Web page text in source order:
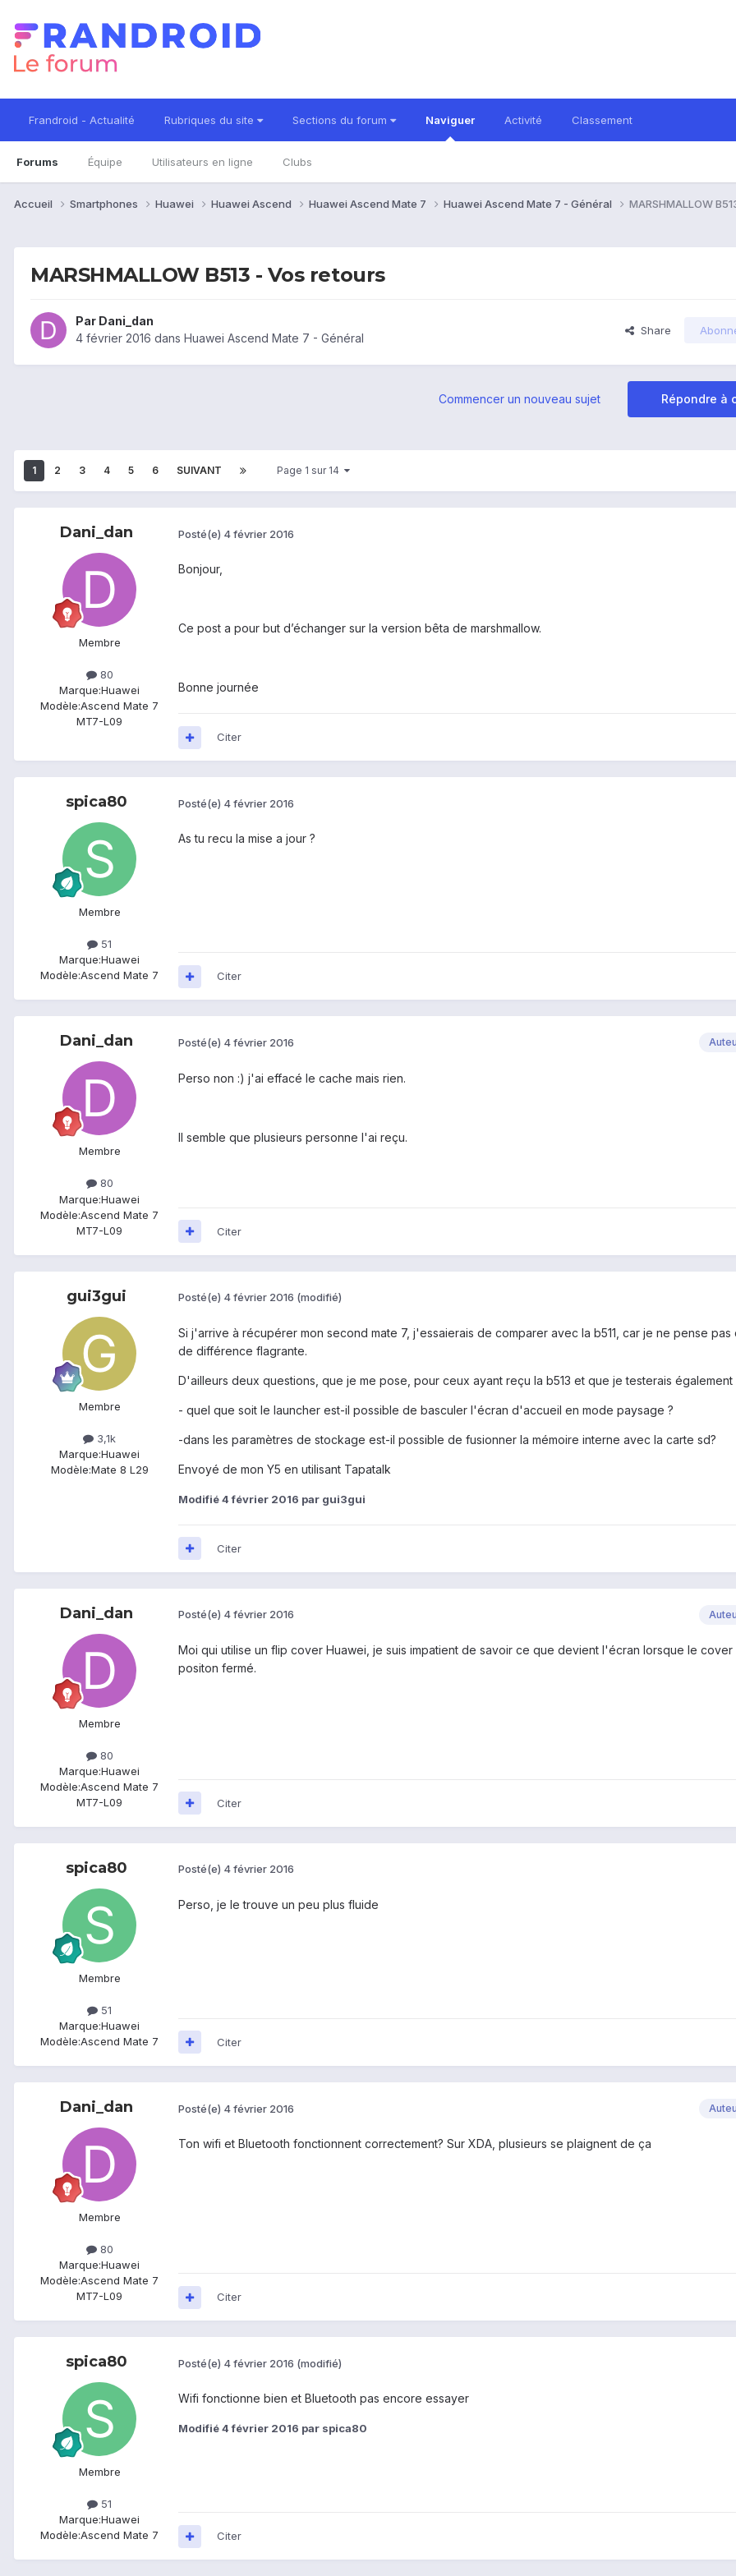
Frandroid - Actualité Rubriques du site Sections du forum Naviguer
Forums Équipe Utilisateurs en ligne Clubs
Activité Classement
Accueil Smartphones Huawei Huawei Ascend Huawei Ascend Mate 7 Huawei Ascend Mate 7 - Général MARSHMALLOW
MARSHMALLOW B513 - Vos retours
Par Dani_dan
4 février 2016 dans Huawei Ascend Mate 7 - Général
Share
Répondre à
Commencer un nouveau sujet
1 2 3 4 5 6 SUIVANT Page 1 sur 14
Dani_dan
Membre
80
Marque:Huawei
Modèle:Ascend Mate 7
MT7-L09
Posté(e) 4 février 2016
Bonjour,
Ce post a pour but d’échanger sur la version bêta de marshmallow.
Bonne journée
Citer
spica80
Membre
51
Marque:Huawei
Modèle:Ascend Mate 7
Posté(e) 4 février 2016
As tu recu la mise a jour ?
Citer
Dani_dan
Membre
80
Marque:Huawei
Modèle:Ascend Mate 7
MT7-L09
Posté(e) 4 février 2016
Perso non :) j'ai effacé le cache mais rien.
Il semble que plusieurs personne l'ai reçu.
Citer
gui3gui
Membre
3,1k
Marque:Huawei
Modèle:Mate 8 L29
Posté(e) 4 février 2016 (modifié)
Si j'arrive à récupérer mon second mate 7, j'essaierais de comparer avec la b511, car je ne pense pas
de différence flagrante.
D'ailleurs deux questions, que je me pose, pour ceux ayant reçu la b513 et que je testerais également
- quel que soit le launcher est-il possible de basculer l'écran d'accueil en mode paysage ?
-dans les paramètres de stockage est-il possible de fusionner la mémoire interne avec la carte sd?
Envoyé de mon Y5 en utilisant Tapatalk
Modifié4 février 2016 par gui3gui
Citer
Dani_dan
Membre
80
Marque:Huawei
Modèle:Ascend Mate 7
MT7-L09
Posté(e) 4 février 2016
Moi qui utilise un flip cover Huawei, je suis impatient de savoir ce que devient l'écran lorsque le cover
positon fermé.
Citer
spica80
Membre
51
Marque:Huawei
Modèle:Ascend Mate 7
Posté(e) 4 février 2016
Perso, je le trouve un peu plus fluide
Citer
Dani_dan
Membre
80
Marque:Huawei
Modèle:Ascend Mate 7
MT7-L09
Posté(e) 4 février 2016
Ton wifi et Bluetooth fonctionnent correctement? Sur XDA, plusieurs se plaignent de ça
Citer
spica80
Membre
51
Marque:Huawei
Modèle:Ascend Mate 7
Posté(e) 4 février 2016 (modifié)
Wifi fonctionne bien et Bluetooth pas encore essayer
Modifié4 février 2016 par spica80
Citer